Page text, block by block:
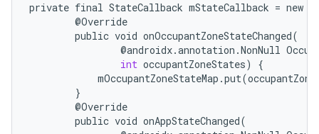
private final StateCallback mStateCallback = new
@Override
public void onOccupantZoneStateChanged(
@androidx.annotation .NonNull
int occupantZoneStates)
{
mOccupantZoneStateMap .put(occupantZone
}
@Override
public void onAppStateChanged(